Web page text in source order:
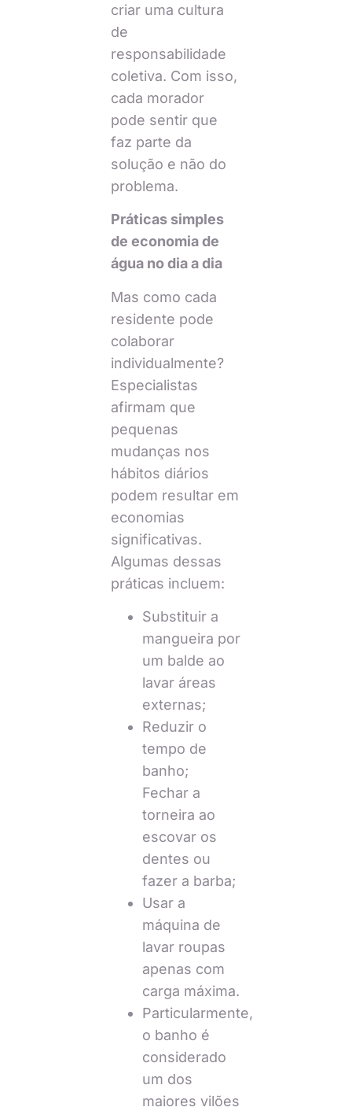
criar uma cultura
de
responsabilidade
coletiva. Com isso,
cada morador
pode sentir que
faz parte da
solução e não do
problema.
Práticas simples
de economia de
água no dia a dia
Mas como cada
residente pode
colaborar
individualmente?
Especialistas
afirmam que
pequenas
mudanças nos
hábitos diários
podem resultar em
economias
significativas.
Algumas dessas
práticas incluem:
Substituir a
mangueira por
um balde ao
lavar áreas
externas;
Reduzir o
tempo de
banho;
Fechar a
torneira ao
escovar os
dentes ou
fazer a barba;
Usar a
máquina de
lavar roupas
apenas com
carga máxima.
Particularmente,
o banho é
considerado
um dos
maiores vilões